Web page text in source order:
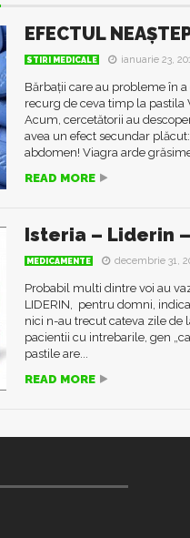
EFECTUL
STIRI MEDICALE ianuarie 23,
Bărbaţii care au probleme în
recurg de ceva timp la pastila
Acum, cercetătorii au
avea un efect secundar
abdomen! Viagra arde
READ MORE
Isteria – Liderin –
MEDICAMENTE decembrie 31,
Probabil multi dintre voi au
LIDERIN, pentru domni,
nici n-au trecut cateva zile de
pacientii cu intrebarile, gen
pastile are...
READ MORE